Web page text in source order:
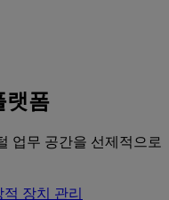
랫폼
업무 공간을 선제적으로
장치 관리